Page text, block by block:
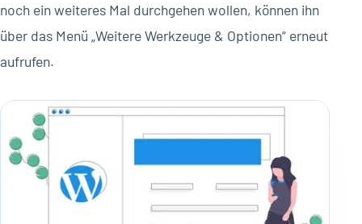
noch ein weiteres Mal durchgehen wollen, können ihn
über das Menü „Weitere Werkzeuge & Optionen“ erneut
aufrufen.